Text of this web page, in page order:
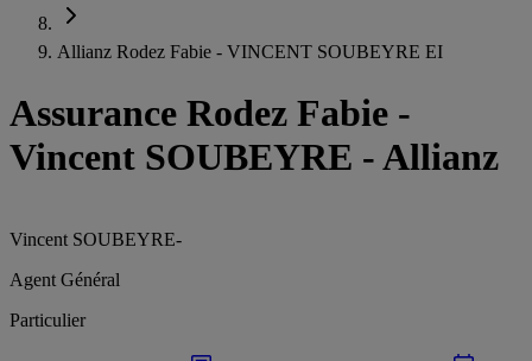
Allianz Rodez Fabie - VINCENT SOUBEYRE EI
Assurance Rodez Fabie -
Vincent SOUBEYRE - Allianz
Vincent SOUBEYRE-
Agent Général
Particulier